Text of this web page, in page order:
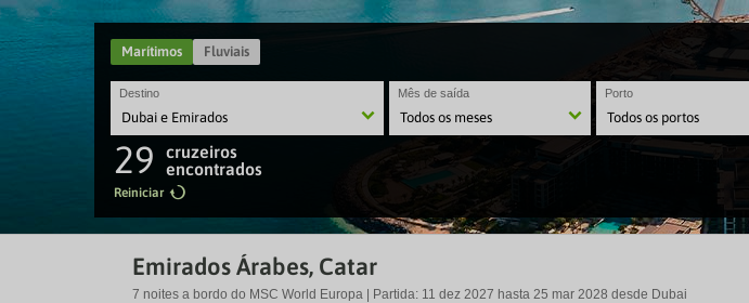
Marítimos Fluviais
Destino Mês de saída Porto
29
cruzeiros
encontrados
Reiniciar
Emirados Árabes, Catar
7 noites a bordo do MSC World Europa | Partida: 11 dez 2027 hasta 25 mar 2028 desde Dubai